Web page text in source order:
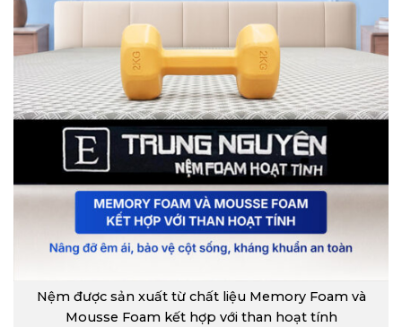
Nệm được sản xuất từ chất liệu Memory Foam và
Mousse Foam kết hợp với than hoạt tính